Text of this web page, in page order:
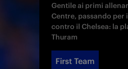
Gentile ai primi
Centre, passando per
contro il Chelsea: la
Thuram
First Team